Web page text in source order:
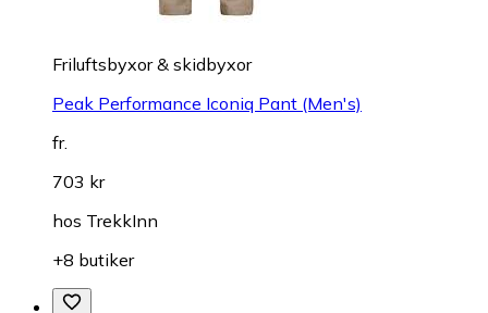
Friluftsbyxor & skidbyxor
Peak Performance Iconiq Pant (Men's)
fr.
703 kr
hos TrekkInn
+8 butiker